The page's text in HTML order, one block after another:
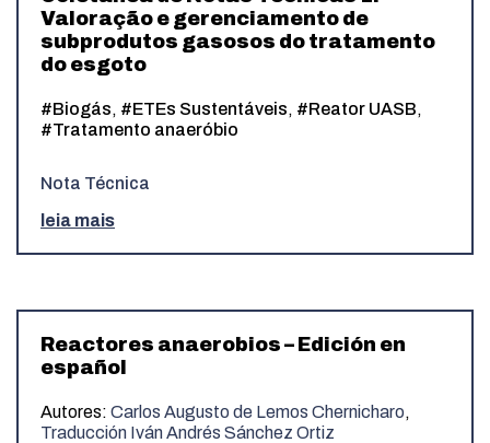
Valoração e gerenciamento de
subprodutos gasosos do tratamento
do esgoto
#Biogás, #ETEs Sustentáveis, #Reator UASB,
#Tratamento anaeróbio
Nota Técnica
leia mais
Reactores anaerobios – Edición en
español
Autores: Carlos Augusto de Lemos Chernicharo,
Traducción Iván Andrés Sánchez Ortiz